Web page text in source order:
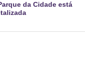
da Cidade está